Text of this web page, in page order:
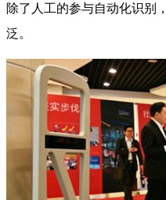
除了人工的参与自动化识别
泛。